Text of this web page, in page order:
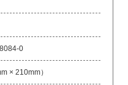
0
× 210mm）